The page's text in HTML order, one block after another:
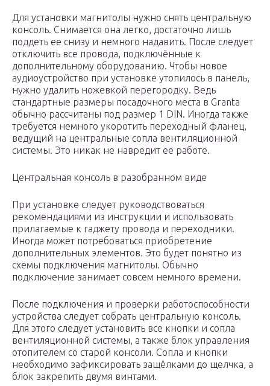
Для установки магнитолы нужно снять центральную
консоль. Снимается она легко, достаточно лишь
поддеть ее снизу и немного надавить. После следует
отключить все провода, подключённые к
дополнительному оборудованию. Чтобы новое
аудиоустройство при установке утопилось в панель,
нужно удалить ножевкой перегородку. Ведь
стандартные размеры посадочного места в Granta
обычно рассчитаны под размер 1 DIN. Иногда также
требуется немного укоротить переходный фланец,
ведущий на центральные сопла вентиляционной
системы. Это никак не навредит ее работе.
Центральная консоль в разобранном виде
При установке следует руководствоваться
рекомендациями из инструкции и использовать
прилагаемые к гаджету провода и переходники.
Иногда может потребоваться приобретение
дополнительных элементов. Это будет понятно из
схемы подключения магнитолы. Обычно
подключение занимает совсем немного времени.
После подключения и проверки работоспособности
устройства следует собрать центральную консоль.
Для этого следует установить все кнопки и сопла
вентиляционной системы, а также блок управления
отопителем со старой консоли. Сопла и кнопки
необходимо зафиксировать защёлками до щелчка, а
блок закрепить двумя винтами.